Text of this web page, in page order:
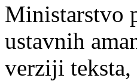
Ministarstvo
ustavnih
verziji teksta,